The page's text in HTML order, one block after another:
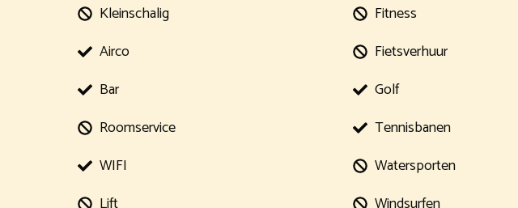
Kleinschalig
Airco
Bar
Roomservice
WIFI
Fitness
Fietsverhuur
Golf
Tennisbanen
Watersporten